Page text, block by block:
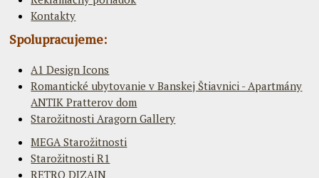
Kontakty
Spolupracujeme:
A1 Design Icons
Romantické ubytovanie v Banskej Štiavnici - Apartmány
ANTIK Pratterov dom
Starožitnosti Aragorn Gallery
MEGA Starožitnosti
Starožitnosti R1
RETRO DIZAJN